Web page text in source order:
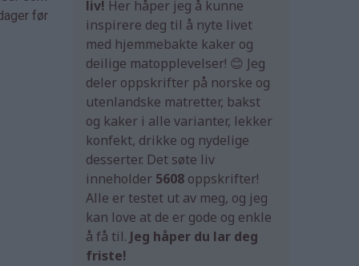
før
liv! Her håper jeg å kunne
inspirere deg til å nyte livet
med hjemmebakte kaker og
deilige matopplevelser! 😊 Jeg
deler oppskrifter på norske og
utenlandske matretter, bakst
og kaker i alle varianter, lekker
konfekt, drikke og nydelige
desserter. Det søte liv
inneholder 5608 oppskrifter!
Alle er testet ut av meg, og jeg
kan love at de er gode og enkle
å få til. Jeg håper du lar deg
friste!